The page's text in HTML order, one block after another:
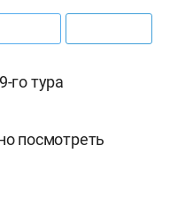
го тура
посмотреть